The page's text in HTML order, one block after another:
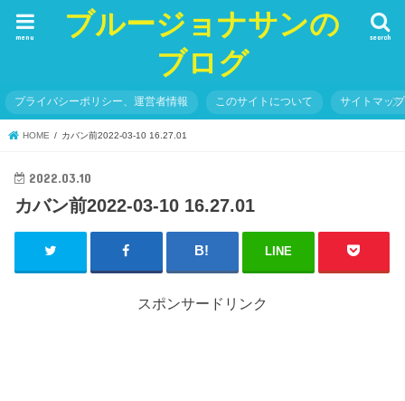
ブルージョナサンの
ブログ
search
menu
プライバシーポリシー、運営者情報 このサイトについて サイトマップ
HOME カバン前2022-03-10 16.27.01
2022.03.10
カバン前2022-03-10 16.27.01
LINE
スポンサードリンク